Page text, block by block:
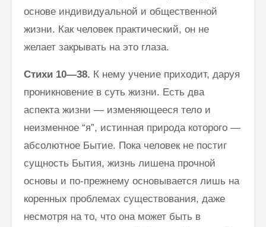
основе индивидуальной и общественной
жизни. Как человек практический, он не
желает закрывать на это глаза.
Стихи 10—38. К нему учение приходит, даруя
проникновение в суть жизни. Есть два
аспекта жизни — изменяющееся тело и
неизменное “я”, истинная природа которого —
абсолютное Бытие. Пока человек не постиг
сущность Бытия, жизнь лишена прочной
основы и по-прежнему осно­вывается лишь на
коренных проблемах существования, даже
несмотря на то, что она может быть в